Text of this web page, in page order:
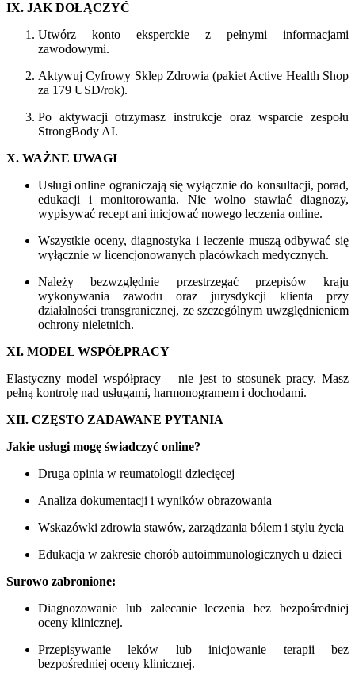
IX. JAK DOŁĄCZYĆ
Utwórz konto eksperckie z pełnymi informacjami
zawodowymi.
Aktywuj Cyfrowy Sklep Zdrowia (pakiet Active Health Shop
za 179 USD/rok).
Po aktywacji otrzymasz instrukcje oraz wsparcie zespołu
StrongBody AI.
X. WAŻNE UWAGI
Usługi online ograniczają się wyłącznie do konsultacji, porad,
edukacji i monitorowania. Nie wolno stawiać diagnozy,
wypisywać recept ani inicjować nowego leczenia online.
Wszystkie oceny, diagnostyka i leczenie muszą odbywać się
wyłącznie w licencjonowanych placówkach medycznych.
Należy bezwzględnie przestrzegać przepisów kraju
wykonywania zawodu oraz jurysdykcji klienta przy
działalności transgranicznej, ze szczególnym uwzględnieniem
ochrony nieletnich.
XI. MODEL WSPÓŁPRACY
Elastyczny model współpracy – nie jest to stosunek pracy. Masz
pełną kontrolę nad usługami, harmonogramem i dochodami.
XII. CZĘSTO ZADAWANE PYTANIA
Jakie usługi mogę świadczyć online?
Druga opinia w reumatologii dziecięcej
Analiza dokumentacji i wyników obrazowania
Wskazówki zdrowia stawów, zarządzania bólem i stylu życia
Edukacja w zakresie chorób autoimmunologicznych u dzieci
Surowo zabronione:
Diagnozowanie lub zalecanie leczenia bez bezpośredniej
oceny klinicznej.
Przepisywanie leków lub inicjowanie terapii bez
bezpośredniej oceny klinicznej.